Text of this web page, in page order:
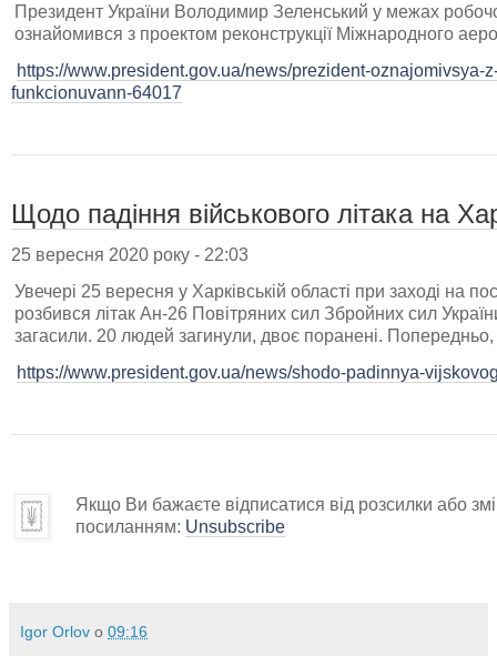
Президент України Володимир Зеленський у межах
ознайомився з проектом реконструкції Міжнародного
https://www.president.gov.ua/news/prezident-oznajomivsya-
funkcionuvann-64017
Щодо падіння військового літака на
25 вересня 2020 року - 22:03
Увечері 25 вересня у Харківській області при заході на
розбився літак Ан-26 Повітряних сил Збройних сил
загасили. 20 людей загинули, двоє поранені. Попередньо,
https://www.president.gov.ua/news/shodo-padinnya-
Якщо Ви бажаєте відписатися від розсилки або
посиланням: Unsubscribe
Igor Orlov о 09:16